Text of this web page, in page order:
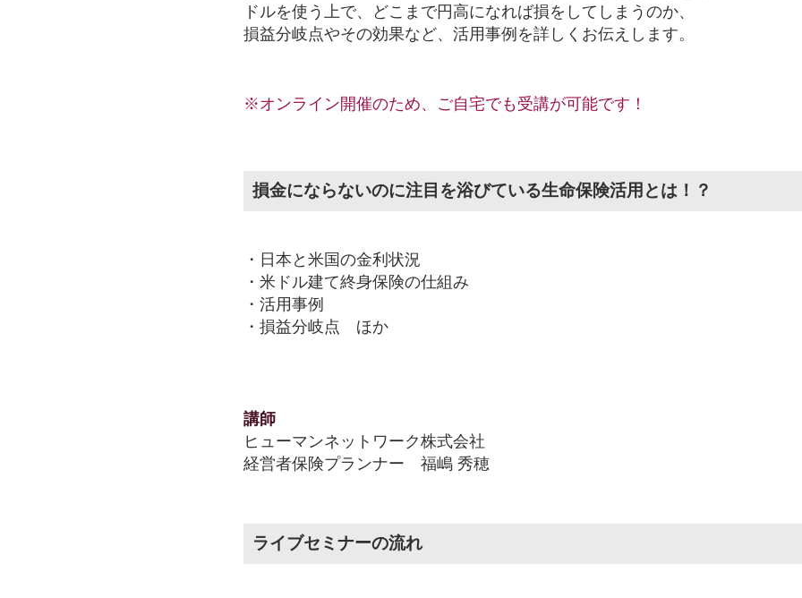
ドルを使う上で、どこまで円高になれば損をしてしまうのか、
損益分岐点やその効果など、活用事例を詳しくお伝えします。
※オンライン開催のため、ご自宅でも受講が可能です！
損金にならないのに注目を浴びている生命保険活用とは！？
・日本と米国の金利状況
・米ドル建て終身保険の仕組み
・活用事例
・損益分岐点 ほか
講師
ヒューマンネットワーク株式会社
経営者保険プランナー 福嶋 秀穂
ライブセミナーの流れ